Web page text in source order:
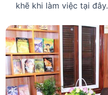
khẽ khi làm việc tại đây.